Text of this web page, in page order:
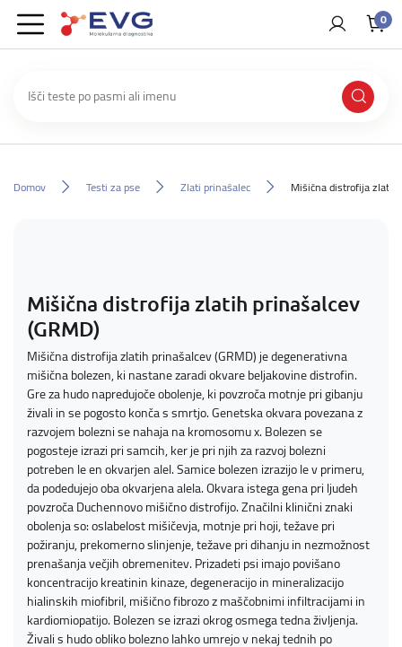
0
Domov Testi za pse Zlati prinašalec Mišična distrofija zlatih
Mišična distrofija zlatih prinašalcev
(GRMD)
Mišična distrofija zlatih prinašalcev (GRMD) je degenerativna
mišična bolezen, ki nastane zaradi okvare beljakovine distrofin.
Gre za hudo napredujoče obolenje, ki povzroča motnje pri gibanju
živali in se pogosto konča s smrtjo. Genetska okvara povezana z
razvojem bolezni se nahaja na kromosomu x. Bolezen se
pogosteje izrazi pri samcih, ker je pri njih za razvoj bolezni
potreben le en okvarjen alel. Samice bolezen izrazijo le v primeru,
da podedujejo oba okvarjena alela. Okvara istega gena pri ljudeh
povzroča Duchennovo mišično distrofijo. Značilni klinični znaki
obolenja so: oslabelost mišičevja, motnje pri hoji, težave pri
požiranju, prekomerno slinjenje, težave pri dihanju in nezmožnost
prenašanja večjih obremenitev. Prizadeti psi imajo povišano
koncentracijo kreatinin kinaze, degeneracijo in mineralizacijo
hialinskih miofibril, mišično fibrozo z maščobnimi infiltracijami in
kardiomiopatijo. Bolezen se izrazi okrog osmega tedna življenja.
Živali s hudo obliko bolezno lahko umrejo v nekaj tednih po